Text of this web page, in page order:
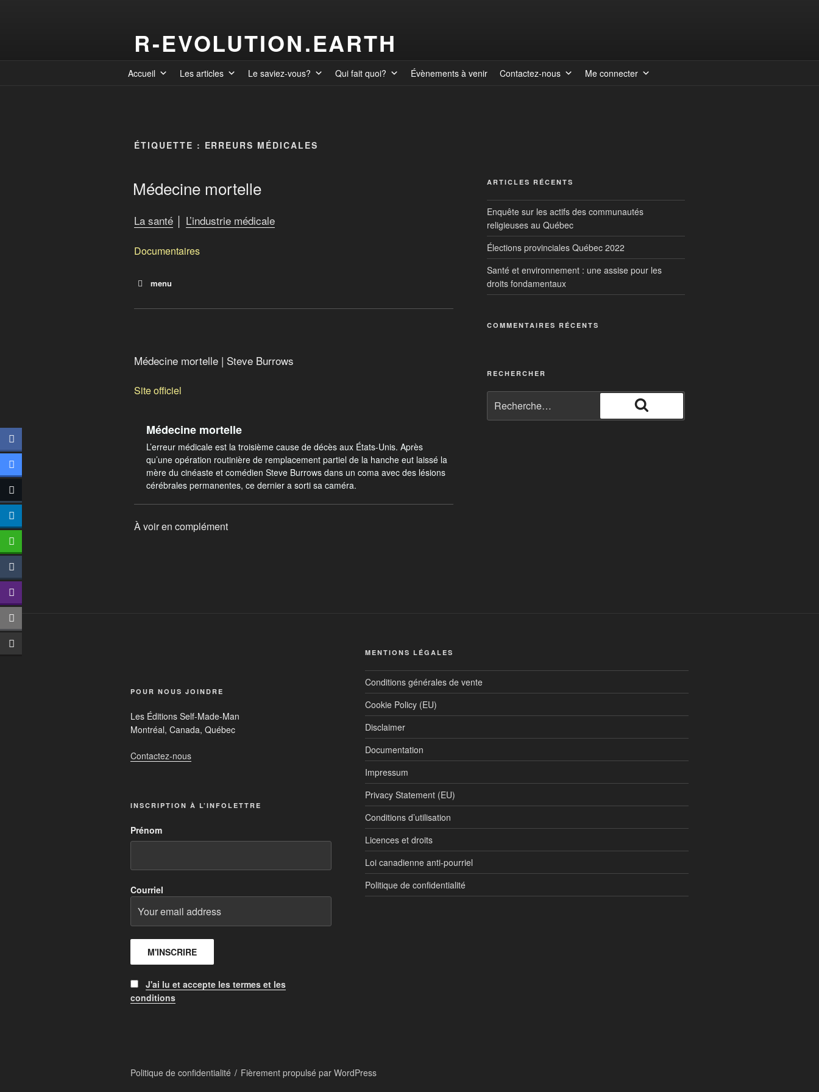
R-EVOLUTION.EARTH
Accueil Les articles Le saviez-vous? Qui fait quoi? Évènements à venir Contactez-nous Me connecter
ÉTIQUETTE : ERREURS MÉDICALES
Médecine mortelle
La santé │ L’industrie médicale
Documentaires
menu
Médecine mortelle | Steve Burrows
Site officiel
Médecine mortelle
L’erreur médicale est la troisième cause de décès aux États-Unis. Après
qu’une opération routinière de remplacement partiel de la hanche eut laissé la
mère du cinéaste et comédien Steve Burrows dans un coma avec des lésions
cérébrales permanentes, ce dernier a sorti sa caméra.
À voir en complément
ARTICLES RÉCENTS
Enquête sur les actifs des communautés
religieuses au Québec
Élections provinciales Québec 2022
Santé et environnement : une assise pour les
droits fondamentaux
COMMENTAIRES RÉCENTS
RECHERCHER
POUR NOUS JOINDRE
Les Éditions Self-Made-Man
Montréal, Canada, Québec
Contactez-nous
INSCRIPTION À L’INFOLETTRE
Prénom
Courriel
J'ai lu et accepte les termes et les
conditions
MENTIONS LÉGALES
Conditions générales de vente
Cookie Policy (EU)
Disclaimer
Documentation
Impressum
Privacy Statement (EU)
Conditions d’utilisation
Licences et droits
Loi canadienne anti-pourriel
Politique de confidentialité
Politique de confidentialité Fièrement propulsé par WordPress